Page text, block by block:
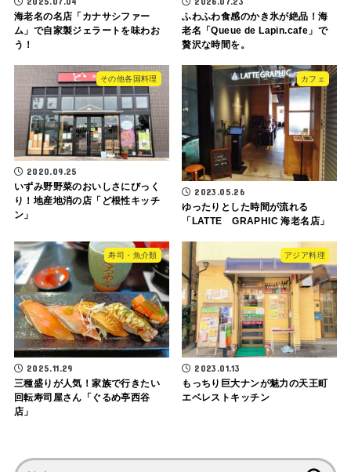
海老名の名店「カナサシファー
ム」で自家製ジェラートを味わお
う！
ふわふわ食感のかき氷が絶品！海
老名「Queue de Lapin.cafe」で
贅沢な時間を。
その他各国料理
2020.09.25
いずみ野野菜のおいしさにびっく
り！地産地消の店「ど根性キッチ
ン」
カフェ
2023.05.26
ゆったりとした時間が流れる
「LATTE GRAPHIC 海老名店」
寿司・魚介類
2025.11.29
三種盛りが人気！家族で行きたい
回転寿司屋さん「ぐるめ亭西谷
店」
アジア料理
2023.01.13
もっちり巨大ナンが魅力の天王町
エベレストキッチン